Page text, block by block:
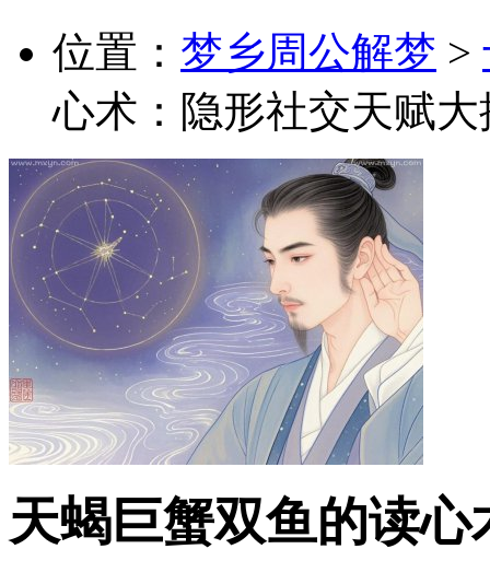
位置： 梦乡周公解梦 >
心术：隐形社交天赋大
天蝎巨蟹双鱼的读